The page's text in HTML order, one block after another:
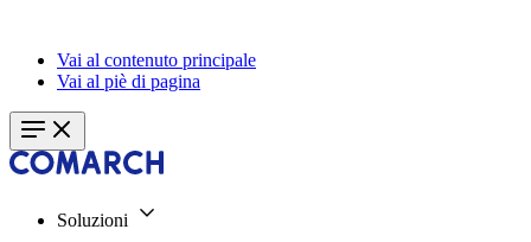
Vai al contenuto principale
Vai al piè di pagina
Soluzioni